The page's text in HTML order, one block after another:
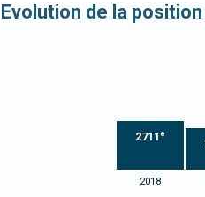
Evolution de la
2711 e
2018